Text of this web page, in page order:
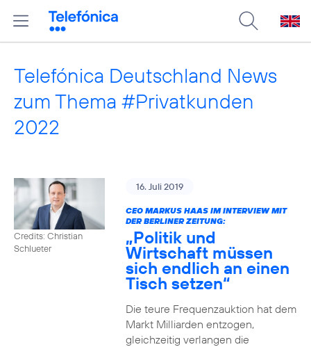
Telefónica Deutschland News
zum Thema #Privatkunden
2022
Credits: Christian
Schlueter
16. Juli 2019
CEO MARKUS HAAS IM INTERVIEW MIT
DER BERLINER ZEITUNG:
„Politik und
Wirtschaft müssen
sich endlich an einen
Tisch setzen“
Die teure Frequenzauktion hat dem
Markt Milliarden entzogen,
gleichzeitig verlangen die